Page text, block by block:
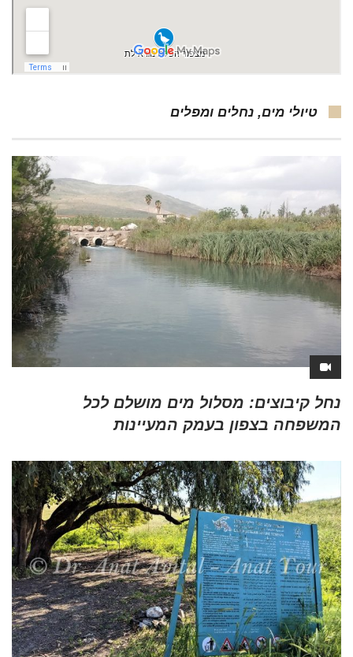
טיולי מים, נחלים ומפלים
נחל קיבוצים: מסלול מים מושלם לכל
המשפחה בצפון בעמק המעיינות